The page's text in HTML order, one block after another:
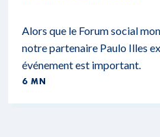
Alors que le Forum social
notre partenaire Paulo Illes
événement est important.
6 MN